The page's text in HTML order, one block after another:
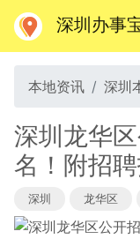
深圳办事
本地资讯 深圳
深圳龙华
名！附招
深圳 龙华区